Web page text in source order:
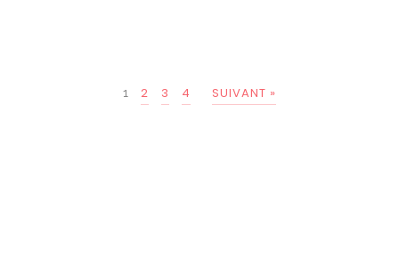
1 2 3 4 SUIVANT »